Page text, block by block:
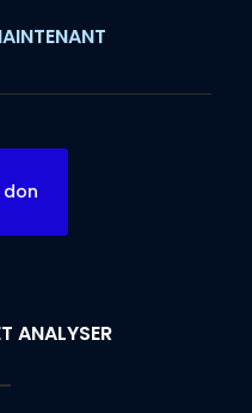
don
ANALYSER